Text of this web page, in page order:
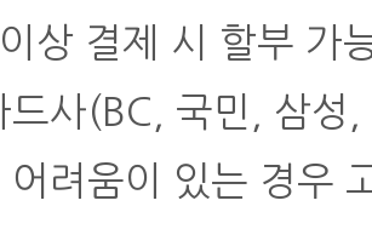
상 결제 시 할부 가
드사(BC, 국민, 삼성
어려움이 있는 경우